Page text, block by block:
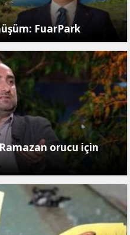
FuarPark
orucu için